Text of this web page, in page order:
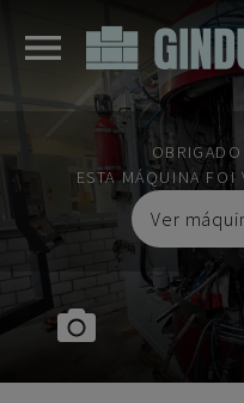
ESTA MÁQUINA FOI
Ver